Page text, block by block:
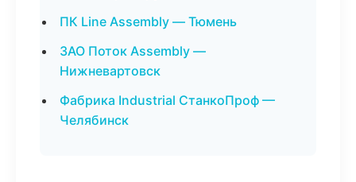
ПК Line Assembly — Тюмень
ЗАО Поток Assembly —
Нижневартовск
Фабрика Industrial СтанкоПроф —
Челябинск